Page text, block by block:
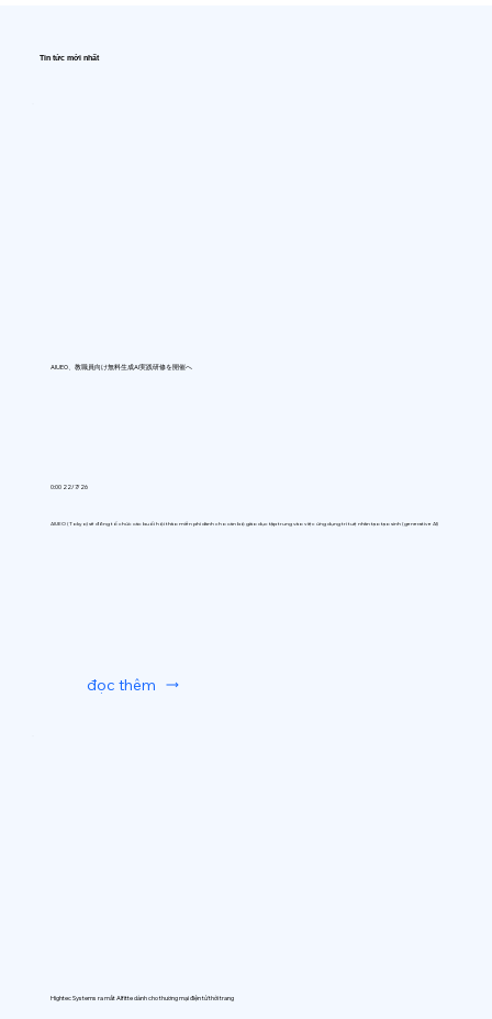
Tin tức mới nhất
AIUEO、教職員向け無料生成AI実践研修を開催へ
0:00 22/7/26
AIUEO (Tokyo) sẽ đồng tổ chức các buổi hội thảo miễn phí dành cho cán bộ giáo dục tập trung vào việc ứng dụng trí tuệ nhân tạo tạo sinh (generative AI)
đọc thêm
Hightec Systems ra mắt AIfitte dành cho thương mại điện tử thời trang